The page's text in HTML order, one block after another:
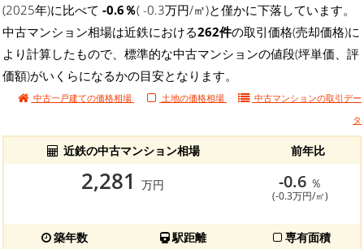
(2025年)に比べて -0.6％( -0.3万円/㎡)と僅かに下落しています。
中古マンション相場は近鉄における262件の取引価格(売却価格)に
より計算したもので、標準的な中古マンションの値段(坪単価、評
価額)がいくらになるかの目安となります。
中古一戸建ての価格相場 土地の価格相場 中古マンションの取引デー
タ
近鉄の中古マンション相場 前年比
2,281 万円 -0.6 ％
(-0.3万円/㎡)
築年数 駅距離 専有面積